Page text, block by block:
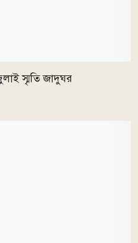
স্মৃতি জাদুঘর